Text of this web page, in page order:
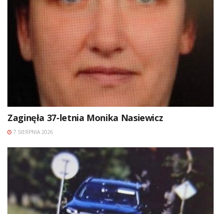
Zaginęła 37-letnia Monika Nasiewicz
7 SIERPNIA 2026